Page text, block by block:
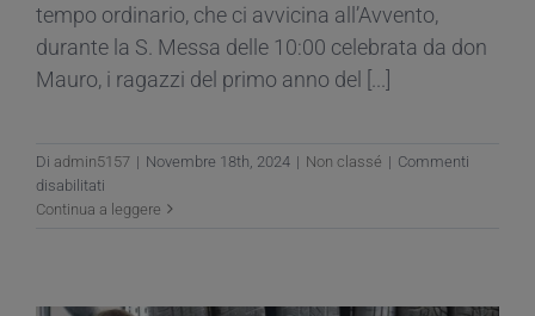
tempo ordinario, che ci avvicina all’Avvento,
durante la S. Messa delle 10:00 celebrata da don
Mauro, i ragazzi del primo anno del [...]
Di admin5157 | Novembre 18th, 2024 | Non classé | Commenti
disabilitati
Un
consegna
Continua a leggere